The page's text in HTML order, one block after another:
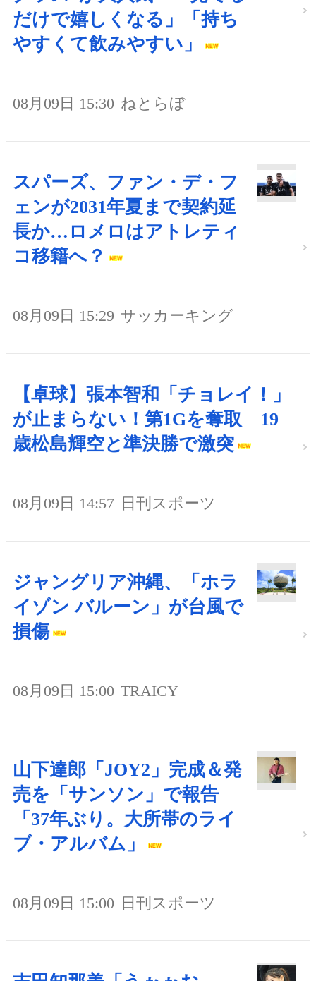
だけで嬉しくなる」「持ち
やすくて飲みやすい」
08月09日 15:30 ねとらぼ
スパーズ、ファン・デ・フ
ェンが2031年夏まで契約延
長か…ロメロはアトレティ
コ移籍へ？
08月09日 15:29 サッカーキング
【卓球】張本智和「チョレイ！」
が止まらない！第1Gを奪取 19
歳松島輝空と準決勝で激突
08月09日 14:57 日刊スポーツ
ジャングリア沖縄、「ホラ
イゾン バルーン」が台風で
損傷
08月09日 15:00 TRAICY
山下達郎「JOY2」完成＆発
売を「サンソン」で報告
「37年ぶり。大所帯のライ
ブ・アルバム」
08月09日 15:00 日刊スポーツ